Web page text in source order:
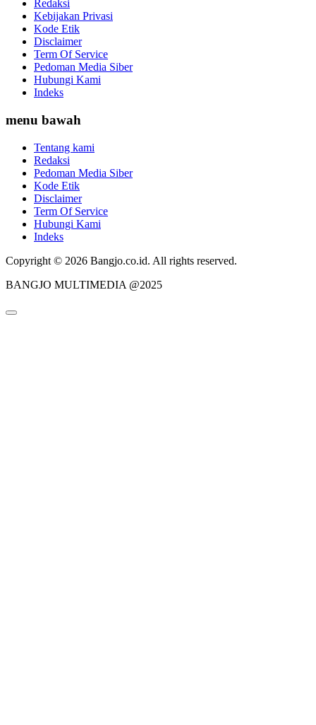
Redaksi
Kebijakan Privasi
Kode Etik
Disclaimer
Term Of Service
Pedoman Media Siber
Hubungi Kami
Indeks
menu bawah
Tentang kami
Redaksi
Pedoman Media Siber
Kode Etik
Disclaimer
Term Of Service
Hubungi Kami
Indeks
Copyright © 2026 Bangjo.co.id. All rights reserved.
BANGJO MULTIMEDIA @2025